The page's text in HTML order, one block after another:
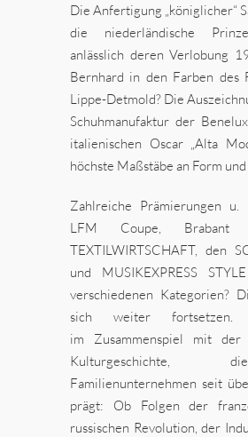
Die Anfertigung „königlicher“
die niederländische
anlässlich deren Verlobung
Bernhard in den Farben des
Lippe-Detmold? Die
Schuhmanufaktur der
italienischen Oscar „Alta
höchste Maßstäbe an Form
Zahlreiche Prämierungen
LFM Coupe,
TEXTILWIRTSCHAFT, den
und MUSIKEXPRESS
verschiedenen Kategorien?
sich weiter
im Zusammenspiel mit der
Familienunternehmen seit
prägt: Ob Folgen der
russischen Revolution, der